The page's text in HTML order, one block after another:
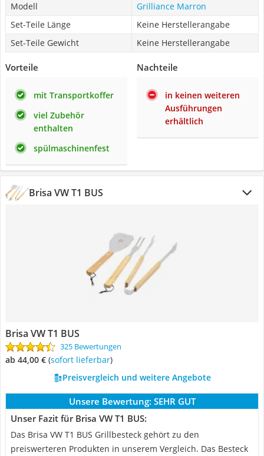
Modell
Grilliance Marron
Set-Teile Länge
Keine Herstellerangabe
Set-Teile Gewicht
Keine Herstellerangabe
Vorteile
mit Transportkoffer
viel Zubehör
enthalten
spülmaschinenfest
Nachteile
in keinen weiteren
Ausführungen
erhältlich
Brisa VW T1 BUS
Brisa VW T1 BUS
325 Bewertungen
ab 44,00 € ( Sofort lieferbar)
Preisvergleich und weitere Angebote
Unsere Bewertung: SEHR GUT
Unser Fazit für Brisa VW T1 BUS:
Das Brisa VW T1 BUS Grillbesteck gehört zu den
preiswerteren Produkten in unserem Vergleich. Das Besteck